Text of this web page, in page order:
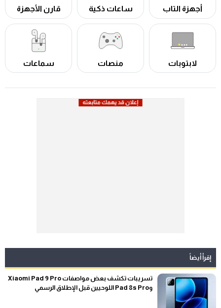
أجهزة التاب ساعات ذكية قارن الأجهزة
لابتوبات منصات سماعات
إقرأ أيضاً
تسريبات تكشف بعض مواصفات Xiaomi Pad 9 Pro
وPad 8s Pro اللوحيين قبل الإطلاق الرسمي